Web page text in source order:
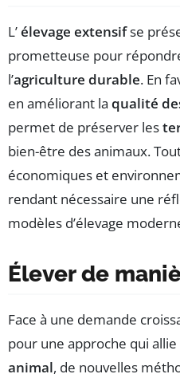
L’élevage extensifse
prometteuse pour
l’agriculture durable. En
en améliorant la qualité
permet de préserver les
bien-être des animaux.
économiques et
rendant nécessaire une
modèles d’élevage
Élever de
Face à une demande
pour une approche qui allie
animal, de nouvelles